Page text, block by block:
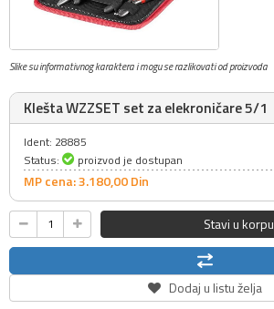
Slike su informativnog karaktera i mogu se razlikovati od proizvoda
Klešta WZZSET set za elekroničare 5/1
Ident: 28885
Status:
proizvod je dostupan
MP cena: 3.180,00Din
Stavi u korpu
Dodaj u listu želja